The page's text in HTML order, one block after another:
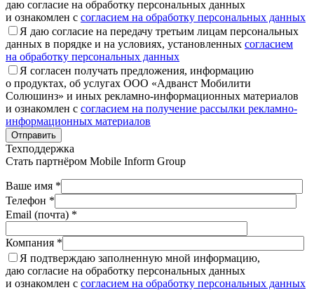
даю согласие на обработку персональных данных
и ознакомлен с согласием на обработку персональных данных
Я даю согласие на передачу третьим лицам персональных
данных в порядке и на условиях, установленных согласием
на обработку персональных данных
Я согласен получать предложения, информацию
о продуктах, об услугах ООО «Адванст Мобилити
Солюшинз» и иных рекламно-информационных материалов
и ознакомлен с согласием на получение рассылки рекламно-
информационных материалов
Отправить
Техподдержка
Стать партнёром Mobile Inform Group
Ваше имя *
Телефон *
Email (почта) *
Компания *
Я подтверждаю заполненную мной информацию,
даю согласие на обработку персональных данных
и ознакомлен с согласием на обработку персональных данных